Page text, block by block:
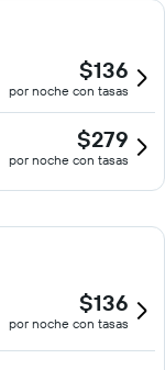
$136
por noche con tasas
$279
por noche con tasas
$136
por noche con tasas